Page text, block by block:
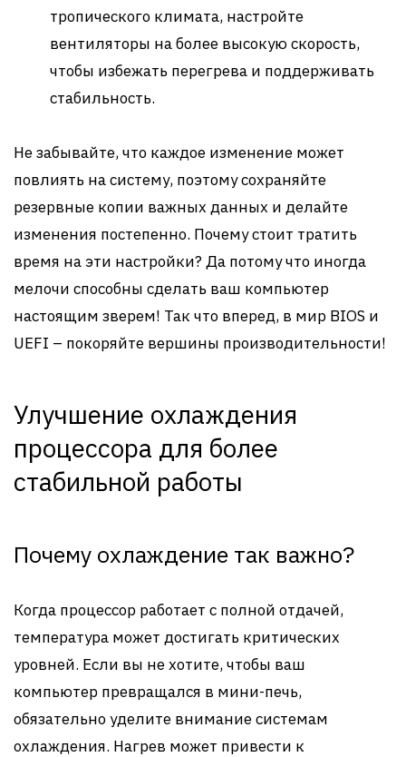
тропического климата, настройте
вентиляторы на более высокую скорость,
чтобы избежать перегрева и поддерживать
стабильность.
Не забывайте, что каждое изменение может
повлиять на систему, поэтому сохраняйте
резервные копии важных данных и делайте
изменения постепенно. Почему стоит тратить
время на эти настройки? Да потому что иногда
мелочи способны сделать ваш компьютер
настоящим зверем! Так что вперед, в мир BIOS и
UEFI – покоряйте вершины производительности!
Улучшение охлаждения
процессора для более
стабильной работы
Почему охлаждение так важно?
Когда процессор работает с полной отдачей,
температура может достигать критических
уровней. Если вы не хотите, чтобы ваш
компьютер превращался в мини-печь,
обязательно уделите внимание системам
охлаждения. Нагрев может привести к